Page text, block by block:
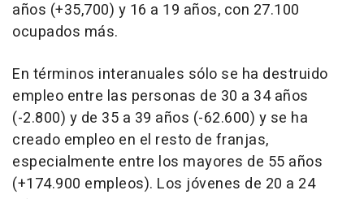
años (+35,700) y 16 a 19 años, con 27.100
ocupados más.
En términos interanuales sólo se ha destruido
empleo entre las personas de 30 a 34 años
(-2.800) y de 35 a 39 años (-62.600) y se ha
creado empleo en el resto de franjas,
especialmente entre los mayores de 55 años
(+174.900 empleos). Los jóvenes de 20 a 24